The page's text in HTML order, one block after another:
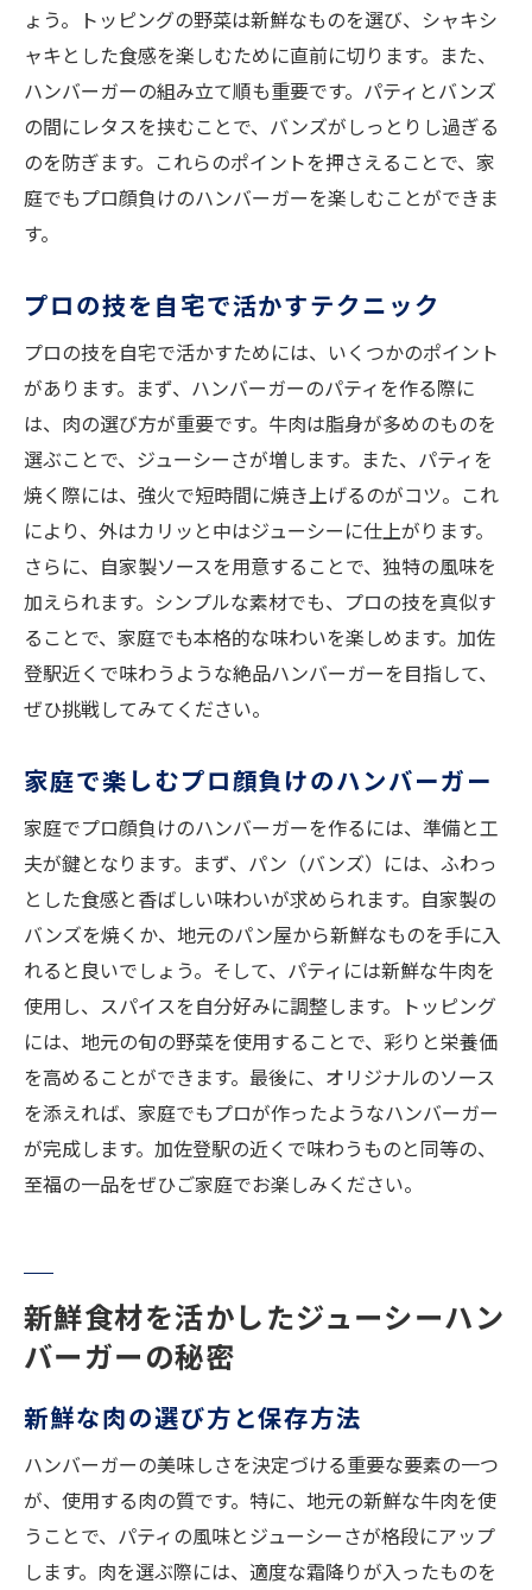
ょう。トッピングの野菜は新鮮なものを選び、シャキシ
ャキとした食感を楽しむために直前に切ります。また、
ハンバーガーの組み立て順も重要です。パティとバンズ
の間にレタスを挟むことで、バンズがしっとりし過ぎる
のを防ぎます。これらのポイントを押さえることで、家
庭でもプロ顔負けのハンバーガーを楽しむことができま
す。
プロの技を自宅で活かすテクニック
プロの技を自宅で活かすためには、いくつかのポイント
があります。まず、ハンバーガーのパティを作る際に
は、肉の選び方が重要です。牛肉は脂身が多めのものを
選ぶことで、ジューシーさが増します。また、パティを
焼く際には、強火で短時間に焼き上げるのがコツ。これ
により、外はカリッと中はジューシーに仕上がります。
さらに、自家製ソースを用意することで、独特の風味を
加えられます。シンプルな素材でも、プロの技を真似す
ることで、家庭でも本格的な味わいを楽しめます。加佐
登駅近くで味わうような絶品ハンバーガーを目指して、
ぜひ挑戦してみてください。
家庭で楽しむプロ顔負けのハンバーガー
家庭でプロ顔負けのハンバーガーを作るには、準備と工
夫が鍵となります。まず、パン（バンズ）には、ふわっ
とした食感と香ばしい味わいが求められます。自家製の
バンズを焼くか、地元のパン屋から新鮮なものを手に入
れると良いでしょう。そして、パティには新鮮な牛肉を
使用し、スパイスを自分好みに調整します。トッピング
には、地元の旬の野菜を使用することで、彩りと栄養価
を高めることができます。最後に、オリジナルのソース
を添えれば、家庭でもプロが作ったようなハンバーガー
が完成します。加佐登駅の近くで味わうものと同等の、
至福の一品をぜひご家庭でお楽しみください。
新鮮食材を活かしたジューシーハン
バーガーの秘密
新鮮な肉の選び方と保存方法
ハンバーガーの美味しさを決定づける重要な要素の一つ
が、使用する肉の質です。特に、地元の新鮮な牛肉を使
うことで、パティの風味とジューシーさが格段にアップ
します。肉を選ぶ際には、適度な霜降りが入ったものを